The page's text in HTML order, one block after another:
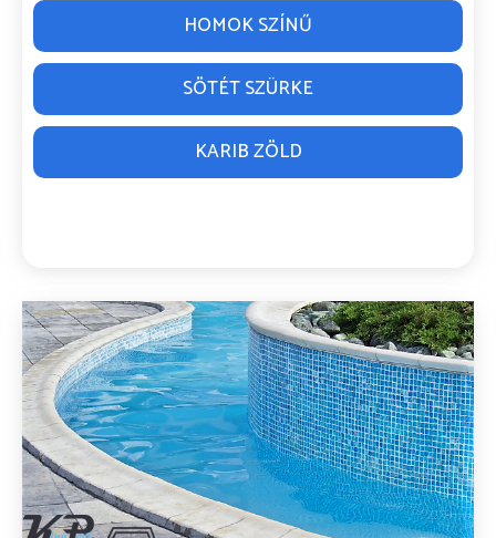
HOMOK SZÍNŰ
SÖTÉT SZÜRKE
KARIB ZÖLD